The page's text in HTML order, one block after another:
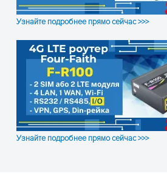
Узнайте подробнее прямо сейчас >>>
Узнайте подробнее прямо сейчас >>>